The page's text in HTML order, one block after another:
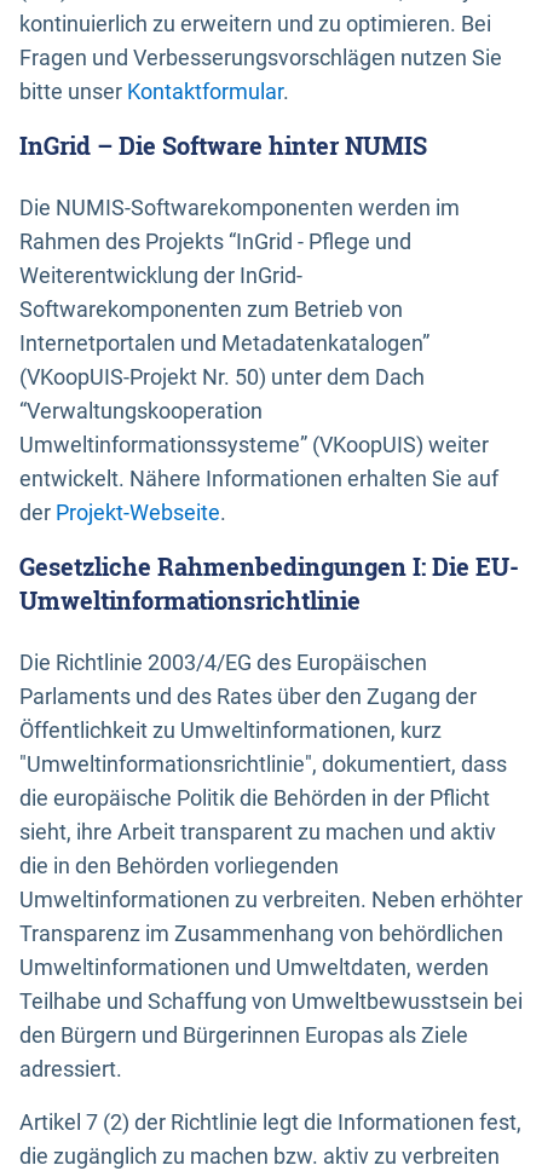
kontinuierlich zu erweitern und zu optimieren. Bei
Fragen und Verbesserungsvorschlägen nutzen Sie
bitte unser Kontaktformular.
InGrid – Die Software hinter NUMIS
Die NUMIS-Softwarekomponenten werden im
Rahmen des Projekts “InGrid - Pflege und
Weiterentwicklung der InGrid-
Softwarekomponenten zum Betrieb von
Internetportalen und Metadatenkatalogen”
(VKoopUIS-Projekt Nr. 50) unter dem Dach
“Verwaltungskooperation
Umweltinformationssysteme” (VKoopUIS) weiter
entwickelt. Nähere Informationen erhalten Sie auf
der Projekt-Webseite.
Gesetzliche Rahmenbedingungen I: Die EU-
Umweltinformationsrichtlinie
Die Richtlinie 2003/4/EG des Europäischen
Parlaments und des Rates über den Zugang der
Öffentlichkeit zu Umweltinformationen, kurz
"Umweltinformationsrichtlinie", dokumentiert, dass
die europäische Politik die Behörden in der Pflicht
sieht, ihre Arbeit transparent zu machen und aktiv
die in den Behörden vorliegenden
Umweltinformationen zu verbreiten. Neben erhöhter
Transparenz im Zusammenhang von behördlichen
Umweltinformationen und Umweltdaten, werden
Teilhabe und Schaffung von Umweltbewusstsein bei
den Bürgern und Bürgerinnen Europas als Ziele
adressiert.
Artikel 7 (2) der Richtlinie legt die Informationen fest,
die zugänglich zu machen bzw. aktiv zu verbreiten